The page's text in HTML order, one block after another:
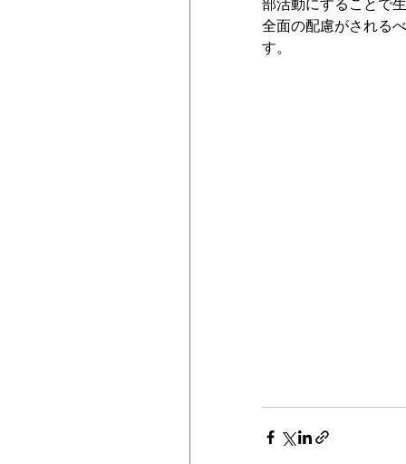
部活動にすることで
全面の配慮がされる
す。